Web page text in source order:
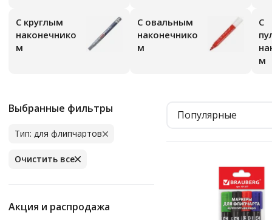
С круглым
наконечнико
м
С овальным
наконечнико
м
С
м
Выбранные фильтры
Тип: для флипчартов
Очистить все
Акция и распродажа
Популярные